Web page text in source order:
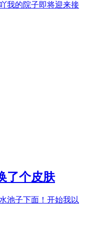
我的院子即将迎来接
了个皮肤
池子下面！开始我以